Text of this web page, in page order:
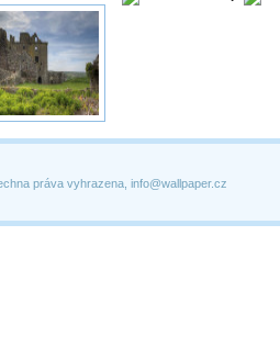
práva vyhrazena, info@wallpaper.cz